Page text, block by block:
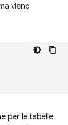
viene
per le tabelle